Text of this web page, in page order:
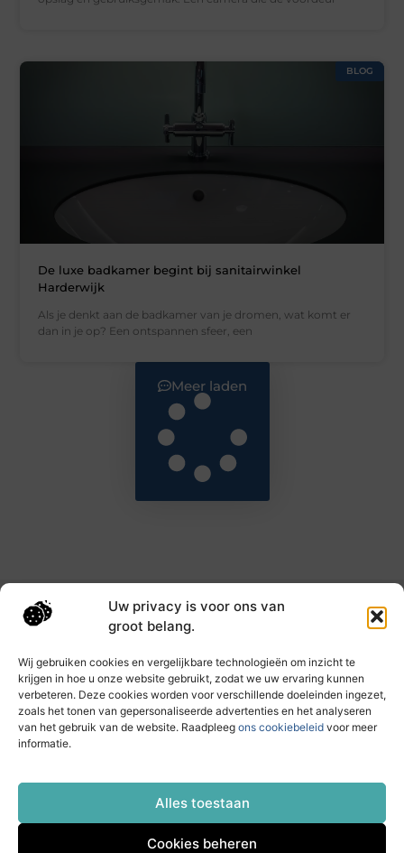
Uw privacy is voor ons van
groot belang.
Wij gebruiken cookies en vergelijkbare technologieën om inzicht te
krijgen in hoe u onze website gebruikt, zodat we uw ervaring kunnen
verbeteren. Deze cookies worden voor verschillende doeleinden ingezet,
zoals het tonen van gepersonaliseerde advertenties en het analyseren
van het gebruik van de website. Raadpleeg ons cookiebeleid voor meer
informatie.
Alles toestaan
Cookies beheren
BLOG
De luxe badkamer begint bij sanitairwinkel
Harderwijk
Als je denkt aan de badkamer van je dromen, wat komt er
dan in je op? Een ontspannen sfeer, een
Meer laden
Main Links
Dagelijks nieuwe inzichten op taec.nl
Artikelen vol kennis, inspiratie en praktische tips die